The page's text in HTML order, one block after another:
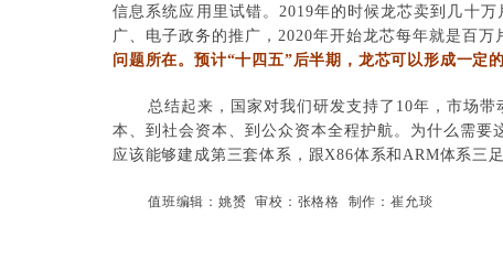
信息系统应用里试错。2019年的时候龙芯卖到几十
广、电子政务的推广，2020年开始龙芯每年就是百万
问题所在。预计“十四五”后半期，龙芯可以形成一定
总结起来，国家对我们研发支持了10年，市场
本、到社会资本、到公众资本全程护航。为什么需
应该能够建成第三套体系，跟X86体系和ARM体系三足
值班编辑：姚赟 审校：张格格 制作：崔允琰